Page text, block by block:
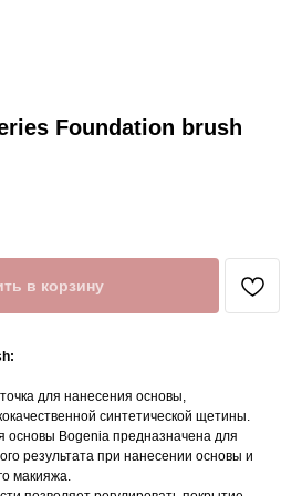
Foundation brush
в корзину
для нанесения основы,
синтетической щетины.
основы Bogenia предназначена для
результата при нанесении основы и
макияжа.